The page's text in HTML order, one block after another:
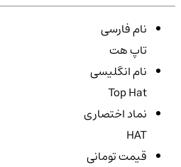
نام فارسی
تاپ هت
نام انگلیسی
Top Hat
نماد اختصاری
HAT
قیمت تومانی